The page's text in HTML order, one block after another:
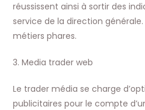
réussissent ainsi à sortir des
service de la direction
métiers phares.
3. Media trader web
Le trader média se charge
publicitaires pour le compte